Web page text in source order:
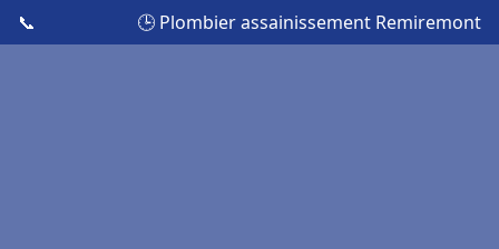
📞 🕒 Plombier assainissement Remiremont